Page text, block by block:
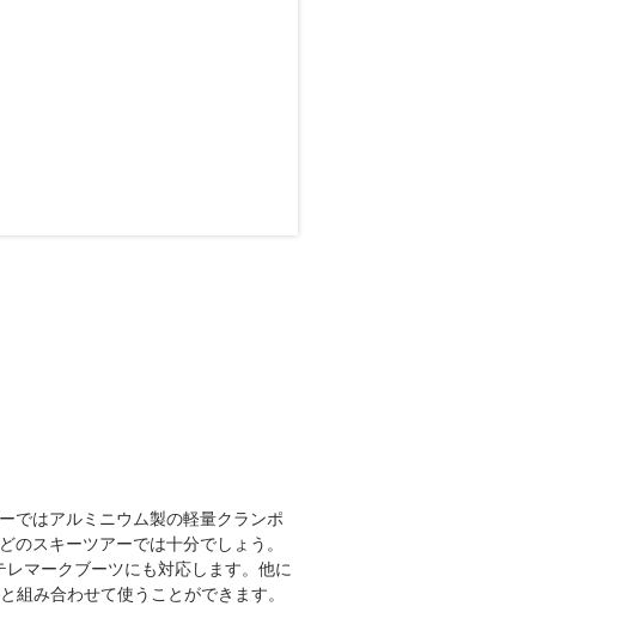
ではアルミニウム製の軽量クランポ
スキーツアーでは十分でしょう。
マークブーツにも対応します。他に
み合わせて使うことができます。